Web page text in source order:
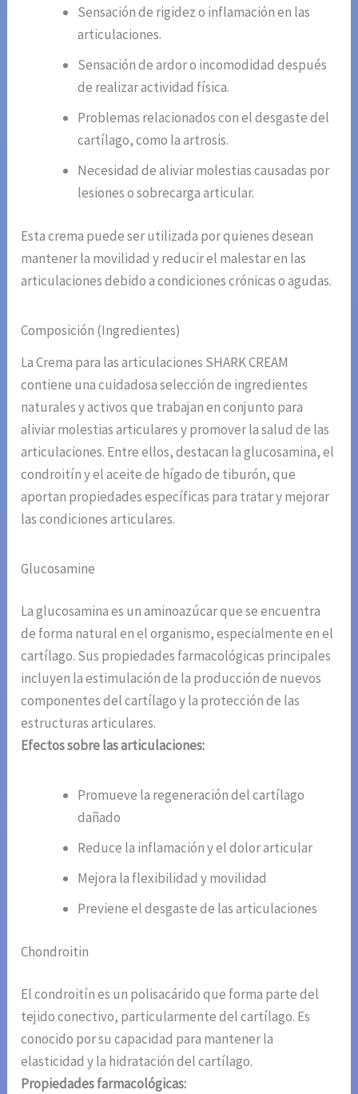
Sensación de rigidez o inflamación en las
articulaciones.
Sensación de ardor o incomodidad después
de realizar actividad física.
Problemas relacionados con el desgaste del
cartílago, como la artrosis.
Necesidad de aliviar molestias causadas por
lesiones o sobrecarga articular.
Esta crema puede ser utilizada por quienes desean
mantener la movilidad y reducir el malestar en las
articulaciones debido a condiciones crónicas o agudas.
Composición (Ingredientes)
La Crema para las articulaciones SHARK CREAM
contiene una cuidadosa selección de ingredientes
naturales y activos que trabajan en conjunto para
aliviar molestias articulares y promover la salud de las
articulaciones. Entre ellos, destacan la glucosamina, el
condroitín y el aceite de hígado de tiburón, que
aportan propiedades específicas para tratar y mejorar
las condiciones articulares.
Glucosamine
La glucosamina es un aminoazúcar que se encuentra
de forma natural en el organismo, especialmente en el
cartílago. Sus propiedades farmacológicas principales
incluyen la estimulación de la producción de nuevos
componentes del cartílago y la protección de las
estructuras articulares.
Efectos sobre las articulaciones:
Promueve la regeneración del cartílago
dañado
Reduce la inflamación y el dolor articular
Mejora la flexibilidad y movilidad
Previene el desgaste de las articulaciones
Chondroitin
El condroitín es un polisacárido que forma parte del
tejido conectivo, particularmente del cartílago. Es
conocido por su capacidad para mantener la
elasticidad y la hidratación del cartílago.
Propiedades farmacológicas: